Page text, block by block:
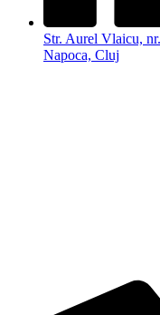
Str. Aurel Vlaicu,
Napoca, Cluj